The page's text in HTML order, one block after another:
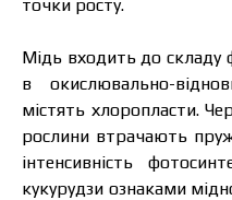
точки росту.
Мідь входить до складу
в окислювально-
містять хлоропласти.
рослини втрачають
інтенсивність
кукурудзи ознаками